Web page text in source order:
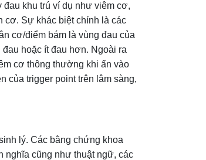
đau khu trú ví dụ như viêm cơ,
cơ. Sự khác biệt chính là các
cơ/điểm bám là vùng đau của
hoặc ít đau hơn. Ngoài ra
cơ thông thường khi ấn vào
của trigger point trên lâm sàng,
lý. Các bằng chứng khoa
nghĩa cũng như thuật ngữ, các